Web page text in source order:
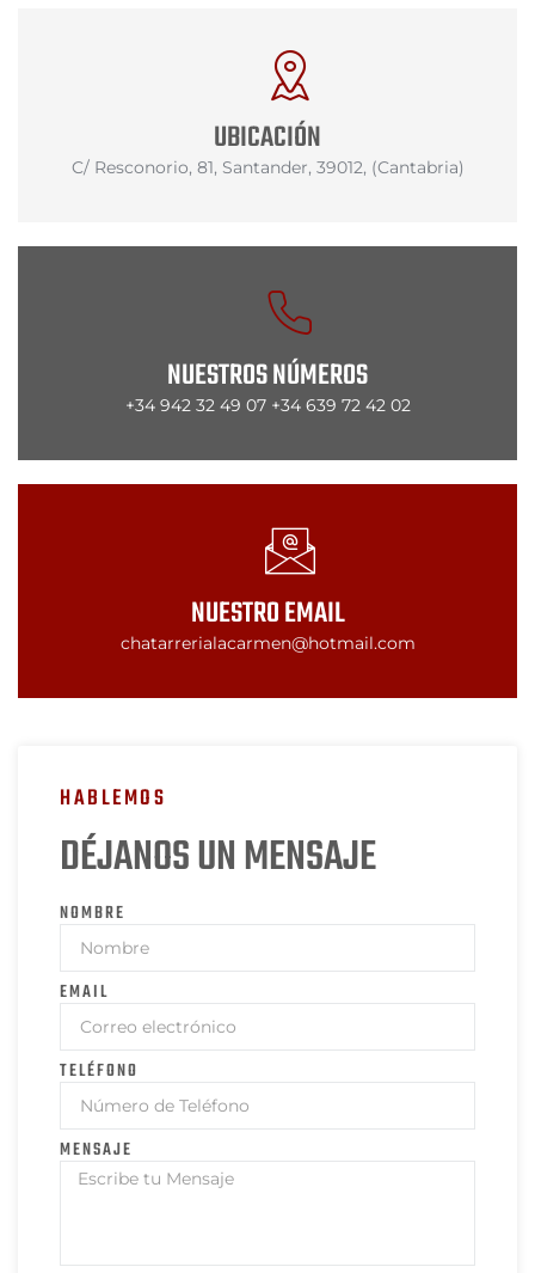
UBICACIÓN
C/ Resconorio, 81, Santander, 39012, (Cantabria)
NUESTROS NÚMEROS
+34 942 32 49 07 +34 639 72 42 02
NUESTRO EMAIL
chatarrerialacarmen@hotmail.com
HABLEMOS
DÉJANOS UN MENSAJE
NOMBRE
EMAIL
TELÉFONO
MENSAJE